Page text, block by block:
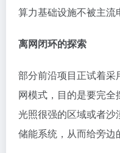
算力基础设施不被主流
离网闭环的探索
部分前沿项目正试着采
网模式，目的是要完
光照很强的区域或者
储能系统，从而给旁边